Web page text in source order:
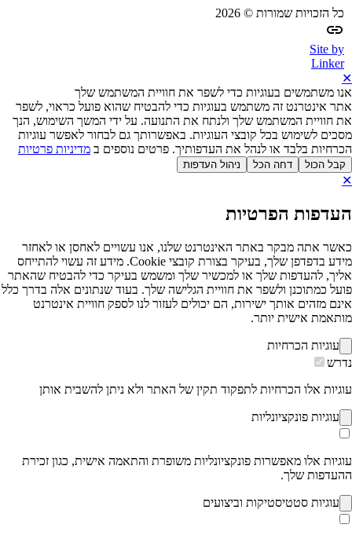
הזכויות שמורות © 2026
Site
משתמשים בעוגיות כדי לשפר את חוויית המשתמש שלך
אינטרנט זה משתמש בעוגיות כדי להבטיח שהוא פועל כראוי, לשפר
המשתמש שלך ולנתח את התנועה. על ידי המשך השימוש, הנך
לשימוש בכל קובצי העוגיות. באפשרותך גם לבחור לאפשר עוגיות
בלבד או לנהל את העדפותיך. פרטים נוספים במדיניות פרטיות
הכול דחה הכל ניהול העדפות
הפרטיות
אתה מבקר באתר האינטרנט שלנו, אנו עשויים לאחסן או לאחזר
מידע בדפדפן שלך, בעיקר בצורת קובצי Cookie. מידע זה עשוי להתייחס
להעדפות שלך או למכשיר שלך ומשמש בעיקר כדי להבטיח שהאתר
כמתוכנן ולשפר את חוויית הגלישה שלך. בעוד שנתונים אלה בדרך כלל
מזהים אותך ישירות, הם יכולים לעזור לנו לספק חוויית אינטרנט
אישית יותר.
הכרחיות
אלו הכרחיות לתפקוד תקין של האתר ולא ניתן להשבית אותן
פונקציונליות
אלו מאפשרות פונקציונליות משופרת והתאמה אישית, כגון זכירת
שלך.
סטטיסטיקות וביצועים